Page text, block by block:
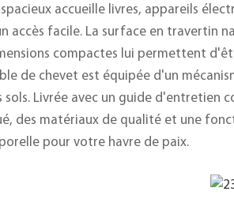
accueille livres, appareils
facile. La surface en travertin
compactes lui permettent
de chevet est équipée d'un
Livrée avec un guide d'entretien
des matériaux de qualité et une
pour votre havre de paix.